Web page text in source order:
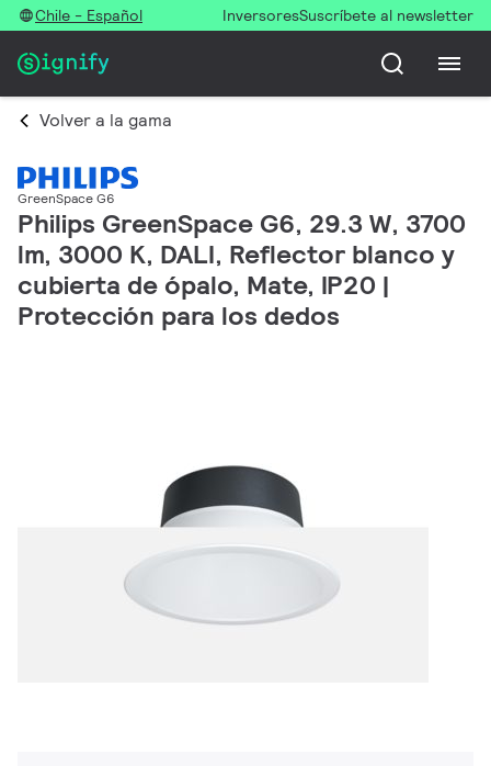
Chile - Español InversoresSuscríbete al newsletter
Volver a la gama
GreenSpace G6
Philips GreenSpace G6, 29.3 W, 3700
lm, 3000 K, DALI, Reflector blanco y
cubierta de ópalo, Mate, IP20 |
Protección para los dedos